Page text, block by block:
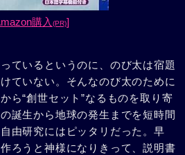
購入 (PR)]
ているというのに、のび太は宿題
ていない。そんなのび太のために
ら“創世セット”なるものを取り寄
誕生から地球の発生までを短時間
由研究にはピッタリだった。早
ろうと神様になりきって、説明書